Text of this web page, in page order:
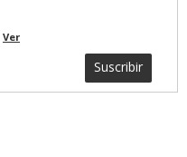
Ver
Suscribir